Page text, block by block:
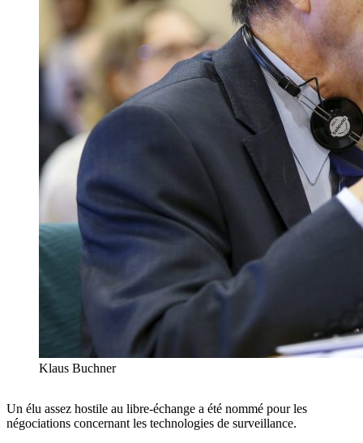
Klaus Buchner
Un élu assez hostile au libre-échange a été nommé pour les
négociations concernant les technologies de surveillance.